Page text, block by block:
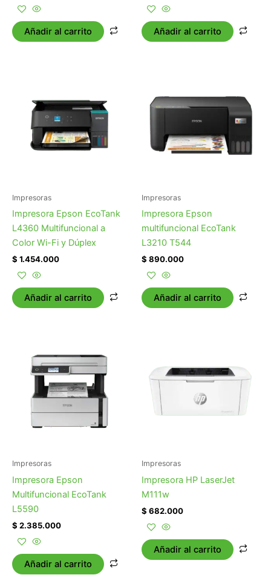
Añadir al carrito Añadir al carrito
Impresoras
Impresora Epson EcoTank
L4360 Multifuncional a
Color Wi-Fi y Dúplex
$ 1.454.000
Añadir al carrito
Impresoras
Impresora Epson
multifuncional EcoTank
L3210 T544
$ 890.000
Añadir al carrito
Impresoras
Impresora Epson
Multifuncional EcoTank
L5590
$ 2.385.000
Añadir al carrito
Impresoras
Impresora HP LaserJet
M111w
$ 682.000
Añadir al carrito